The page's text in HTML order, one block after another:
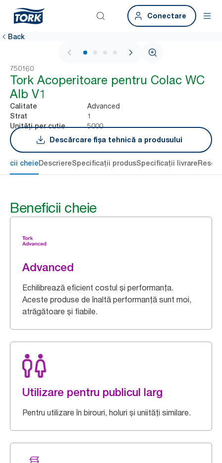
Conectare
Back
1 / 4
750160
Tork Acoperitoare pentru Colac WC
Alb V1
Calitate Advanced
Strat 1
Unități per cutie
5000
Descărcare fișa tehnică a produsului
cheieDescriereSpecificații produsSpecificații livrare
Beneficii cheie
Advanced
Echilibrează eficient costul și performanța.
Aceste produse de înaltă performanță sunt moi,
atrăgătoare și fiabile.
Utilizare pentru publicul larg
Pentru utilizare în birouri, holuri și uniități similare.